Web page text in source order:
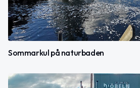
Sommarkul på naturbaden